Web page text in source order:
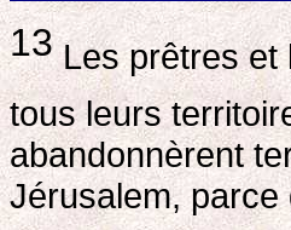
13Les prêtres et
tous leurs
abandonnèrent
Jérusalem,